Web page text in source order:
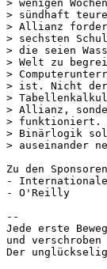
> wenigen
> sündhaft
> Allianz
> sechsten
> die seien
> Welt zu
>
> ist. Nicht
>
> Allianz,
> funktioniert.
> Binärlogik
> auseinander
Zu den
-
- O'Reilly
--
Jede erste
und
Der